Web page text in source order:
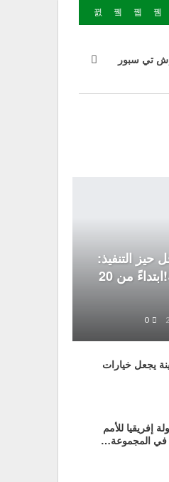
تي سبور
حيز التنفيذ:
750 يورو بشروط واضحة!ابتداءً من 20
0
يجعل خيارات
إفريقيا للأمم
في المجموعة…